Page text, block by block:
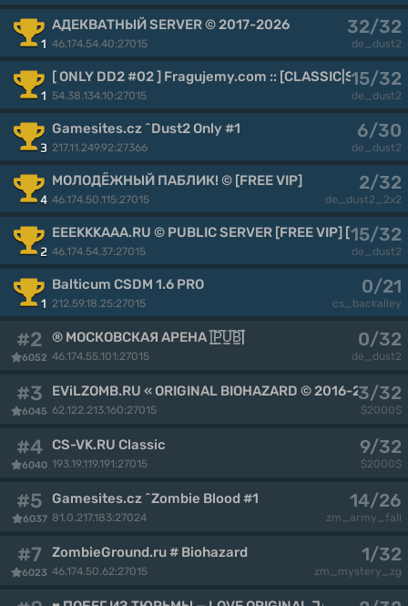
1
АДЕКВАТНЫЙ SERVER © 2017-2026
46.174.54.40:27015
32/32
de_dust2
1
[ ONLY DD2 #02 ] Fragujemy.com ::
54.38.134.10:27015
15/32
de_dust2
3
Gamesites.cz ^Dust2 Only #1
217.11.249.92:27366
6/30
de_dust2
4
МОЛОДЁЖНЫЙ ПАБЛИК! © [FREE VIP]
46.174.50.115:27015
2/32
de_dust2_2x2
2
EEEKKKAAA.RU © PUBLIC SERVER [FREE VIP] [18+]
46.174.54.37:27015
15/32
de_dust2
1
Balticum CSDM 1.6 PRO
212.59.18.25:27015
0/21
cs_backalley
#2
6052
® МОСКОВСКАЯ АРЕНА |͇̿P͇̿U͇̿B͇̿|
46.174.55.101:27015
0/32
de_dust2
#3
6045
EViLZOMB.RU « ORIGINAL BIOHAZARD © 2016-2026
62.122.213.160:27015
3/32
$2000$
#4
6040
CS-VK.RU Classic
193.19.119.191:27015
9/32
$2000$
#5
6037
Gamesites.cz ^Zombie Blood #1
81.0.217.183:27024
14/26
zm_army_fall
#7
6023
ZombieGround.ru # Biohazard
46.174.50.62:27015
1/32
zm_mystery_zg